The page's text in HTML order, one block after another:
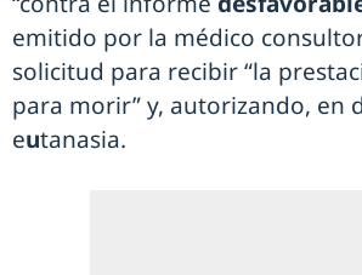
emitido por la médico
solicitud para recibir “la
para morir” y, autorizando, en
eutanasia.